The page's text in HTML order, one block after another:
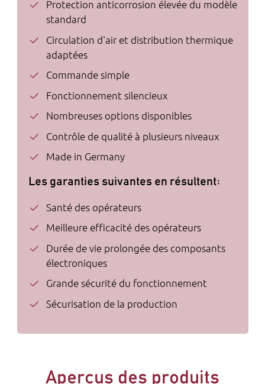
Protection anticorrosion élevée du modèle
standard
Circulation d'air et distribution thermique
adaptées
Commande simple
Fonctionnement silencieux
Nombreuses options disponibles
Contrôle de qualité à plusieurs niveaux
Made in Germany
Les garanties suivantes en résultent:
Santé des opérateurs
Meilleure efficacité des opérateurs
Durée de vie prolongée des composants
électroniques
Grande sécurité du fonctionnement
Sécurisation de la production
Aperçus des produits